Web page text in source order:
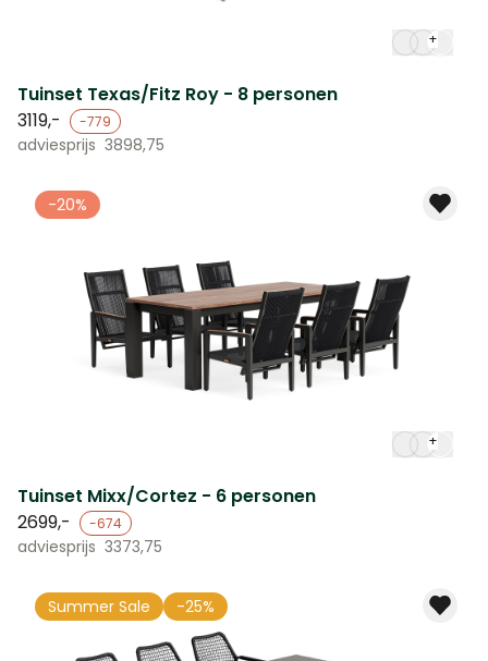
+
Tuinset Texas/Fitz Roy - 8 personen
3119,-
-779
adviesprijs 3898,75
+
Tuinset Mixx/Cortez - 6 personen
2699,-
-674
adviesprijs 3373,75
-20%
Summer Sale -25%